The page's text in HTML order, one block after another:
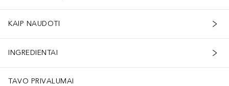
KAIP NAUDOTI
INGREDIENTAI
TAVO PRIVALUMAI